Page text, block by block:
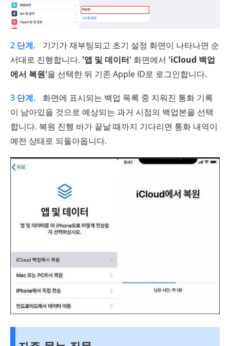
2 단계.
기기가 재부팅되고 초기 설정 화면이 나타나면 순
서대로 진행합니다. '앱 및 데이터' 화면에서 'iCloud 백업
에서 복원'을 선택한 뒤 기존 Apple ID로 로그인합니다.
3 단계.
화면에 표시되는 백업 목록 중 지워진 통화 기록
이 남아있을 것으로 예상되는 과거 시점의 백업본을 선택
합니다. 복원 진행 바가 끝날 때까지 기다리면 통화 내역이
예전 상태로 되돌아옵니다.